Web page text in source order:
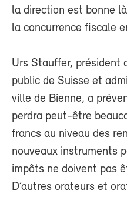
la direction est bonne
la concurrence fiscale
Urs Stauffer, président
public de Suisse et
ville de Bienne, a
perdra peut-être
francs au niveau des
nouveaux instruments
impôts ne doivent pas
D’autres orateurs et